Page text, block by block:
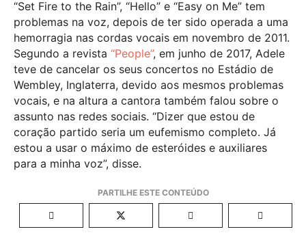
“Set Fire to the Rain”, “Hello” e “Easy on Me” tem
problemas na voz, depois de ter sido operada a uma
hemorragia nas cordas vocais em novembro de 2011.
Segundo a revista “People”, em junho de 2017, Adele
teve de cancelar os seus concertos no Estádio de
Wembley, Inglaterra, devido aos mesmos problemas
vocais, e na altura a cantora também falou sobre o
assunto nas redes sociais. “Dizer que estou de
coração partido seria um eufemismo completo. Já
estou a usar o máximo de esteróides e auxiliares
para a minha voz”, disse.